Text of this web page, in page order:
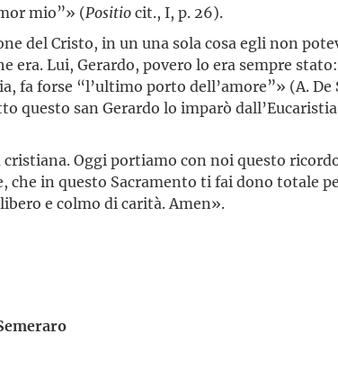
mio”» (Positiocit., I, p. 26).
del Cristo, in un una sola cosa egli non
era. Lui, Gerardo, povero lo era sempre
fa forse “l’ultimo porto dell’amore”» (A. De
questo san Gerardo lo imparò
Oggi portiamo con noi questo
in questo Sacramento ti fai dono totale
e colmo di carità. Amen».